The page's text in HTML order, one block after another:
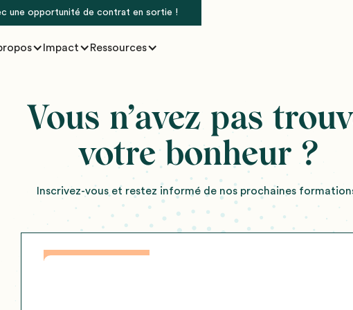
une opportunité de contrat en sortie !
Impact Ressources
Vous n’avez pas
votre bonheur ?
Inscrivez-vous et restez informé de nos prochaines